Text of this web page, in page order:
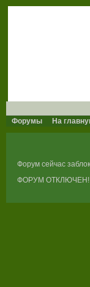
Форумы На
Форум сейчас
ФОРУМ ОТКЛЮЧЕН!